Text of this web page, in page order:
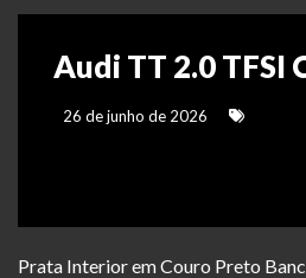
Audi TT 2.0 TFSI
26 de junho de 2026
Prata Interior em Couro Preto